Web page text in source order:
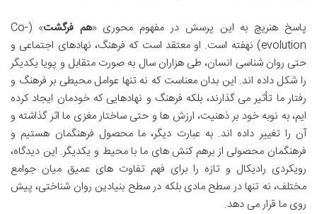
پاسخ هنریچ به این پرسش در مفهوم محوری «هم فرگشت
» (Co-
evolution) نهفته است. او معتقد است که فرهنگ، نهادهای اجتماعی و
حتی روان شناسی انسان، طی هزاران سال به صورت متقابل و پویا یکدیگر
را شکل داده اند. این بدان معناست که نه تنها عوامل محیطی بر فرهنگ و
رفتار ما تأثیر می گذارند، بلکه فرهنگ و نهادهایی که خودمان ایجاد کرده
ایم، به نوبه خود بر ذهنیت، ارزش ها و حتی ساختار مغزی ما اثر گذاشته و
آن را تغییر داده اند. به عبارت دیگر، ما محصول فرهنگمان هستیم و
فرهنگمان محصولی از برهم کنش های ما با محیط و یکدیگر. این دیدگاه،
رویکردی رادیکال و تازه را برای فهم تفاوت های عمیق میان جوامع
مختلف، نه تنها در سطح مادی بلکه در سطح بنیادین روان شناختی، پیش
روی ما قرار می دهد.